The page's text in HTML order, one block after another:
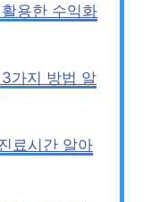
용한 수익화
가지 방법 알
료시간 알아